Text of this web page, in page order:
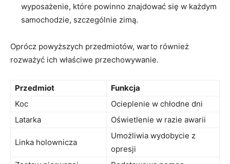
wyposażenie, które powinno znajdować się w każdym
samochodzie, szczególnie​ zimą.
Oprócz powyższych przedmiotów, warto ⁢również
rozważyć ich​ właściwe przechowywanie.
Przedmiot
Funkcja
Koc
Ocieplenie w chłodne dni
Latarka
Oświetlenie w razie​ awarii
Linka holownicza
Umożliwia wydobycie z
opresji